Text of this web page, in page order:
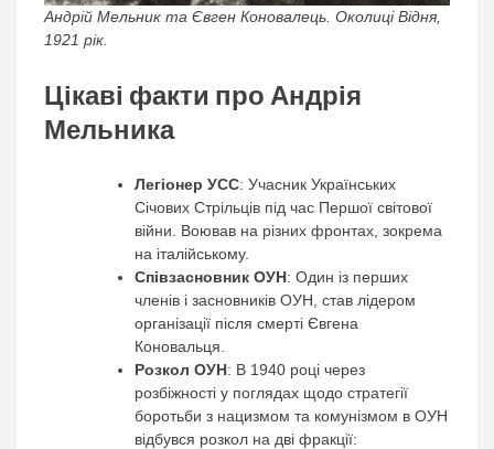
Андрій Мельник та Євген Коновалець. Околиці Відня,
1921 рік.
Цікаві факти про Андрія
Мельника
Легіонер УСС: Учасник Українських
Січових Стрільців під час Першої світової
війни. Воював на різних фронтах, зокрема
на італійському.
Співзасновник ОУН: Один із перших
членів і засновників ОУН, став лідером
організації після смерті Євгена
Коновальця.
Розкол ОУН: В 1940 році через
розбіжності у поглядах щодо стратегії
боротьби з нацизмом та комунізмом в ОУН
відбувся розкол на дві фракції: